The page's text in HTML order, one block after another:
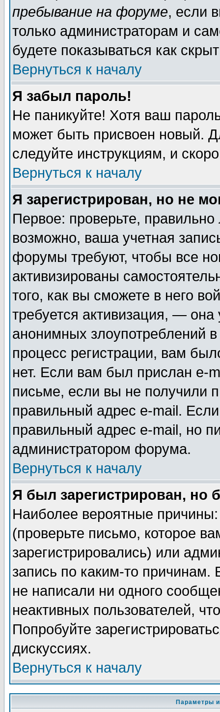
пребывание на форуме, если
только администраторам и
будете показываться как
Вернуться к началу
Я забыл пароль!
Не паникуйте! Хотя ваш
может быть присвоен новый.
следуйте инструкциям, и
Вернуться к началу
Я зарегистрирован, но не
Первое: проверьте,
возможно, ваша учетная
форумы требуют, чтобы все
активизированы
того, как вы сможете в него
требуется активизация, —
анонимных злоупотреблений
процесс регистрации, вам
нет. Если вам был прислан e-
письме, если вы не получили
правильный адрес e-mail.
правильный адрес e-mail, но
администратором форума.
Вернуться к началу
Я был зарегистрирован, но
Наиболее вероятные
(проверьте письмо, которое
зарегистрировались) или
запись по каким-то
не написали ни одного
неактивных пользователей,
Попробуйте
дискуссиях.
Вернуться к началу
Параметры